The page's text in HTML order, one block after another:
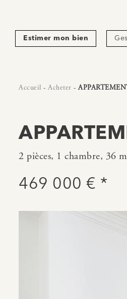
Estimer mon bien
Accueil - Acheter -
2 pièces, 1 chambre, 36
469 000 € *